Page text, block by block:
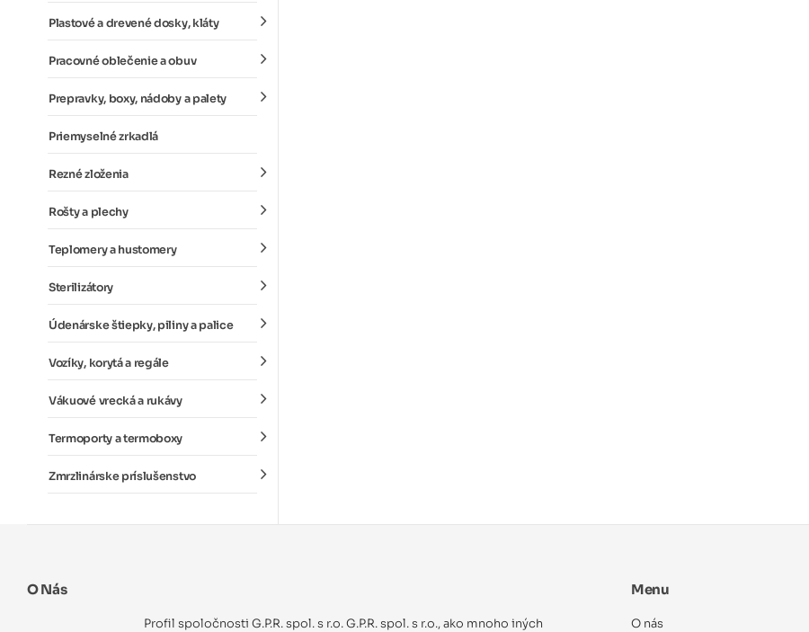
Plastové a drevené dosky, kláty
Pracovné oblečenie a obuv
Prepravky, boxy, nádoby a palety
Priemyselné zrkadlá
Rezné zloženia
Rošty a plechy
Teplomery a hustomery
Sterilizátory
Údenárske štiepky, piliny a palice
Vozíky, korytá a regále
Vákuové vrecká a rukávy
Termoporty a termoboxy
Zmrzlinárske príslušenstvo
O Nás
Profil spoločnosti G.P.R. spol. s r.o. G.P.R. spol. s r.o., ako mnoho iných
Menu
O nás